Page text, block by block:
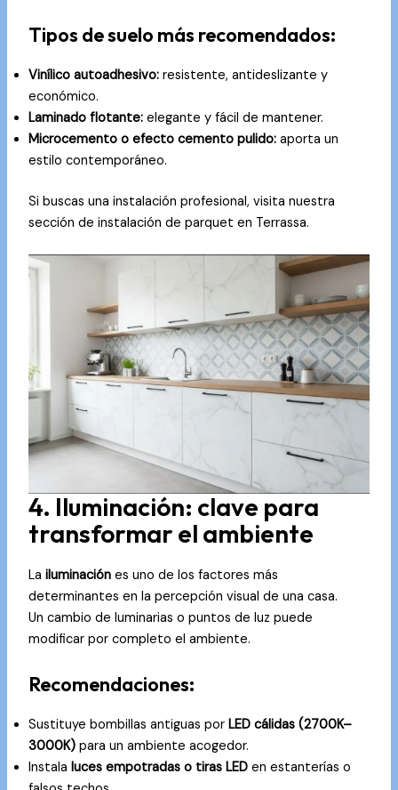
Tipos de suelo más recomendados:
Vinílico autoadhesivo:resistente, antideslizante y
económico.
Laminado flotante:elegante y fácil de mantener.
Microcemento o efecto cemento pulido:aporta un
estilo contemporáneo.
Si buscas una instalación profesional, visita nuestra
sección de instalación de parquet en Terrassa.
4. Iluminación: clave para
transformar el ambiente
La iluminaciónes uno de los factores más
determinantes en la percepción visual de una casa.
Un cambio de luminarias o puntos de luz puede
modificar por completo el ambiente.
Recomendaciones:
Sustituye bombillas antiguas por LED cálidas (2700K–
3000K)para un ambiente acogedor.
Instala luces empotradas o tiras LEDen estanterías o